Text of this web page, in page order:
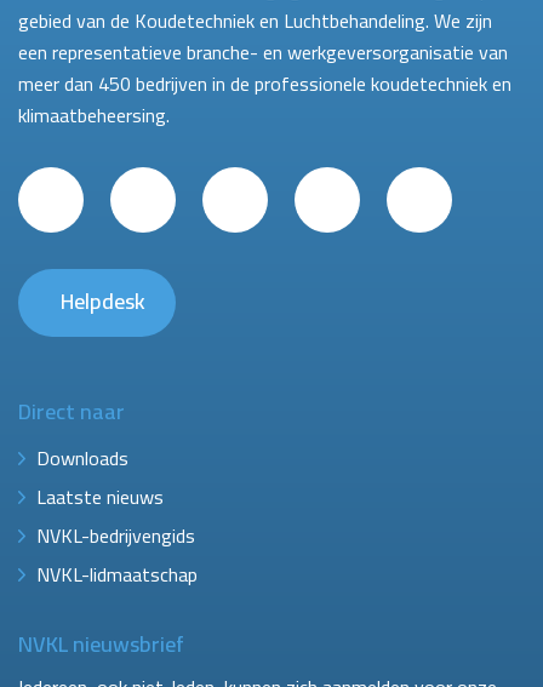
gebied van de Koudetechniek en Luchtbehandeling. We zijn
een representatieve branche- en werkgeversorganisatie van
meer dan 450 bedrijven in de professionele koudetechniek en
klimaatbeheersing.
Helpdesk
Direct naar
Downloads
Laatste nieuws
NVKL-bedrijvengids
NVKL-lidmaatschap
NVKL nieuwsbrief